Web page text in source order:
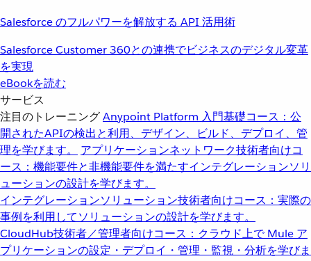
Salesforce のフルパワーを解放する API 活用術
Salesforce Customer 360との連携でビジネスのデジタル変革
を実現
eBookを読む
サービス
注目のトレーニングAnypoint Platform 入門基礎コース：公
開されたAPIの検出と利用、デザイン、ビルド、デプロイ、管
理を学びます。
アプリケーションネットワーク技術者向けコ
ース：機能要件と非機能要件を満たすインテグレーションソリ
ューションの設計を学びます。
インテグレーションソリューション技術者向けコース：実際の
事例を利用してソリューションの設計を学びます。
CloudHub技術者／管理者向けコース：クラウド上で Mule ア
プリケーションの設定・デプロイ・管理・監視・分析を学びま